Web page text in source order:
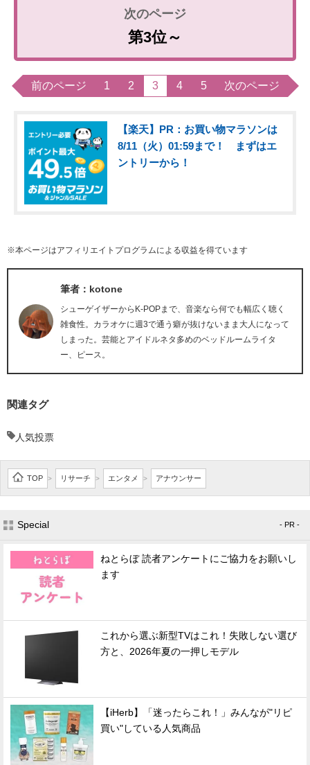
第3位～
前のページ 1 2 3 4 5 次のページ
【楽天】PR：お買い物マラソンは
8/11（火）01:59まで！ まずはエ
ントリーから！
※本ページはアフィリエイトプログラムによる収益を得ています
筆者：kotone
シューゲイザーからK-POPまで、音楽なら何でも幅広く聴く
雑食性。カラオケに週3で通う癖が抜けないまま大人になって
しまった。芸能とアイドルネタ多めのベッドルームライタ
ー、ピース。
関連タグ
人気投票
TOP > リサーチ > エンタメ > アナウンサー
Special - PR -
ねとらぼ 読者アンケートにご協力をお願いし
ます
これから選ぶ新型TVはこれ！失敗しない選び
方と、2026年夏の一押しモデル
【iHerb】「迷ったらこれ！」みんなが"リピ
買い"している人気商品